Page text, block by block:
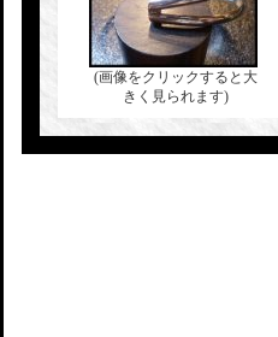
(画像をクリックすると大
きく見られます)